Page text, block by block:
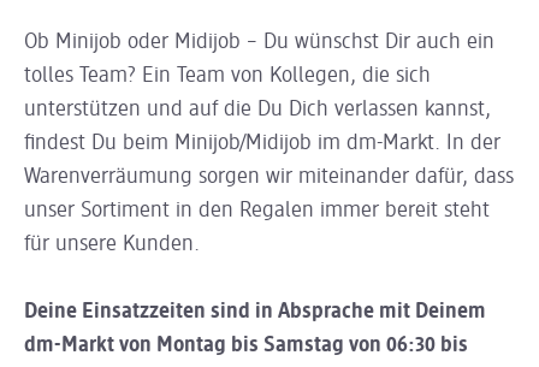
Ob Minijob oder Midijob – Du wünschst Dir auch ein
tolles Team? Ein Team von Kollegen, die sich
unterstützen und auf die Du Dich verlassen kannst,
findest Du beim Minijob/Midijob im dm-Markt. In der
Warenverräumung sorgen wir miteinander dafür, dass
unser Sortiment in den Regalen immer bereit steht
für unsere Kunden.
Deine Einsatzzeiten sind in Absprache mit Deinem
dm-Markt von Montag bis Samstag von 06:30 bis